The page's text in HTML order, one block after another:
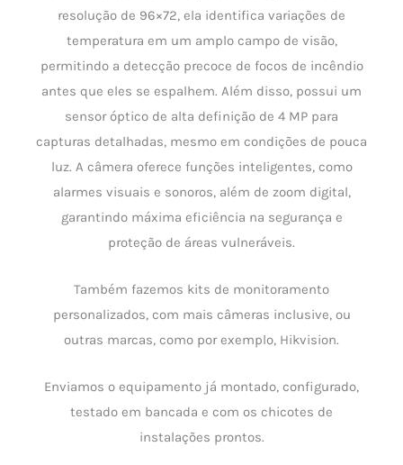
resolução de 96×72, ela identifica variações de
temperatura em um amplo campo de visão,
permitindo a detecção precoce de focos de incêndio
antes que eles se espalhem. Além disso, possui um
sensor óptico de alta definição de 4 MP para
capturas detalhadas, mesmo em condições de pouca
luz. A câmera oferece funções inteligentes, como
alarmes visuais e sonoros, além de zoom digital,
garantindo máxima eficiência na segurança e
proteção de áreas vulneráveis.
Também fazemos kits de monitoramento
personalizados, com mais câmeras inclusive, ou
outras marcas, como por exemplo, Hikvision.
Enviamos o equipamento já montado, configurado,
testado em bancada e com os chicotes de
instalações prontos.